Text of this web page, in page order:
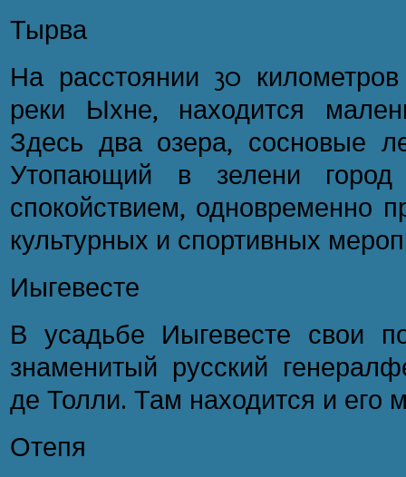
Тырва
На расстоянии 30
реки Ыхне, находится
Здесь два озера, сосновые
Утопающий в зелени город
спокойствием, одновременно
культурных и спортивных
Иыгевесте
В усадьбе Иыгевесте свои
знаменитый русский
де Толли. Там находится и его
Отепя